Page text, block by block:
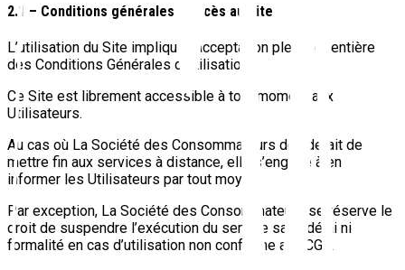
2.1 – Conditions générales d’accès au Site
L’utilisation du Site implique l’acceptation pleine et entière
des Conditions Générales d’Utilisation.
Ce Site est librement accessible à tout moment aux
Utilisateurs.
Au cas où La Société des Consommateurs déciderait de
mettre fin aux services à distance, elle s’engage à en
informer les Utilisateurs par tout moyen.
Par exception, La Société des Consommateurs se réserve le
droit de suspendre l’exécution du service sans délai ni
formalité en cas d’utilisation non conforme aux CGU.